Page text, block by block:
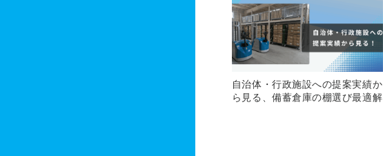
自治体・行政施設への提案実績か
ら見る、備蓄倉庫の棚選び最適解